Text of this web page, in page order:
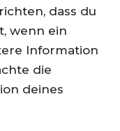
dass du
wenn ein
Information
die
deines